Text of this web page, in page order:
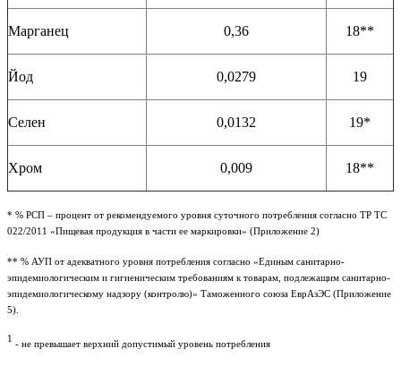
Марганец 0,36 18**
Йод 0,0279 19
Селен 0,0132 19*
Хром 0,009 18**
* % РСП – процент от рекомендуемого уровня суточного потребления согласно ТР ТС
022/2011 «Пищевая продукция в части ее маркировки» (Приложение 2)
** % АУП от адекватного уровня потребления согласно «Единым санитарно-
эпидемиологическим и гигиеническим требованиям к товарам, подлежащим санитарно-
эпидемиологическому надзору (контролю)» Таможенного союза ЕврАзЭС (Приложение
5).
1
- не превышает верхний допустимый уровень потребления